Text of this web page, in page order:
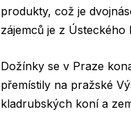
produkty, což je
zájemců je z
Dožínky se v Praze
přemístily na pražské
kladrubských koní a